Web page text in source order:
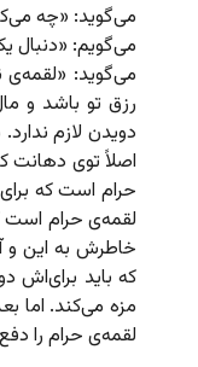
می‌گوید: «چه
می‌گویم: «دنبال
می‌گوید: «لقمه‌ی
رزق تو باشد و
دویدن لازم
اصلاً توی دهانت
حرام است که
لقمه‌ی حرام است
خاطرش به این و
که باید برای‌اش
مزه می‌کند. اما
لقمه‌ی حرام را